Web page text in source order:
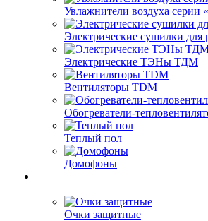
Увлажнители воздуха серии
Электрические сушилки для
Электрические ТЭНы ТДМ
Вентиляторы TDM
Обогреватели-
Теплый пол
Домофоны
Очки защитные